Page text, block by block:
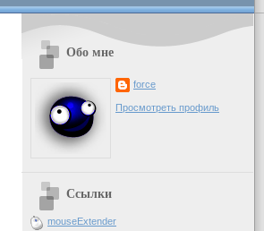
Обо мне
force
Просмотреть профиль
Ссылки
mouseExtender